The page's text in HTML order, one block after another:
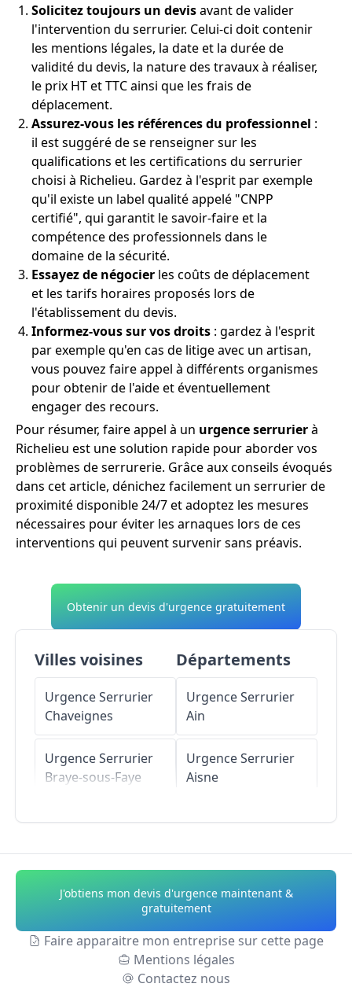
Solicitez toujours un devisavant de valider
l'intervention du serrurier. Celui-ci doit contenir
les mentions légales, la date et la durée de
validité du devis, la nature des travaux à réaliser,
le prix HT et TTC ainsi que les frais de
déplacement.
Assurez-vous les références du professionnel :
il est suggéré de se renseigner sur les
qualifications et les certifications du serrurier
choisi à Richelieu. Gardez à l'esprit par exemple
qu'il existe un label qualité appelé "CNPP
certifié", qui garantit le savoir-faire et la
compétence des professionnels dans le
domaine de la sécurité.
Essayez de négocier les coûts de déplacement
et les tarifs horaires proposés lors de
l'établissement du devis.
Informez-vous sur vos droits : gardez à l'esprit
par exemple qu'en cas de litige avec un artisan,
vous pouvez faire appel à différents organismes
pour obtenir de l'aide et éventuellement
engager des recours.
Pour résumer, faire appel à un urgence serrurierà
Richelieu est une solution rapide pour aborder vos
problèmes de serrurerie. Grâce aux conseils évoqués
dans cet article, dénichez facilement un serrurier de
proximité disponible 24/7 et adoptez les mesures
nécessaires pour éviter les arnaques lors de ces
interventions qui peuvent survenir sans préavis.
Obtenir un devis d'urgence gratuitement
Villes voisines
Urgence Serrurier
Chaveignes
Urgence Serrurier
Braye-sous-Faye
Urgence Serrurier
Courcoué
Urgence Serrurier
Départements
Urgence Serrurier
Ain
Urgence Serrurier
Aisne
Urgence Serrurier
Alpes-de-Haute-
Urgence Serrurier
Hautes-Alpes
J'obtiens mon devis d'urgence maintenant &
gratuitement
Faire apparaitre mon entreprise sur cette page
Mentions légales
Contactez nous